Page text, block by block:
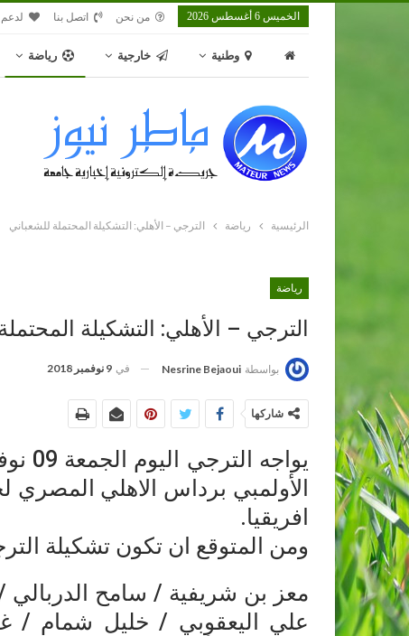
الخميس 6 أغسطس 2026 من نحن اتصل بنا لدعم
وطنية خارجية رياضة
الرئيسية رياضة الترجي – الأهلي: التشكيلة المحتملة للشعباني
رياضة
الترجي – الأهلي: التشكيلة
بواسطة Nesrine Bejaoui في 9 نوفمبر 2018
شاركها
الأولمبي برداس الاهلي المصري
افريقيا.
ومن المتوقع ان تكون تشكيلة
معز بن شريفية / سامح
علي اليعقوبي / خليل شمام /